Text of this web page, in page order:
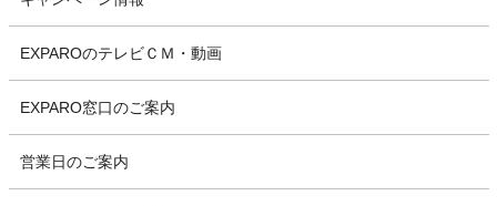
EXPAROのテレビＣＭ・動画
EXPARO窓口のご案内
営業日のご案内